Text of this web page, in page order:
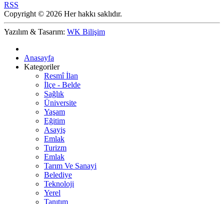
RSS
Copyright © 2026 Her hakkı saklıdır.
Yazılım & Tasarım: WK Bilişim
Anasayfa
Kategoriler
Resmî İlan
İlçe - Belde
Sağlık
Üniversite
Yaşam
Eğitim
Asayiş
Emlak
Turizm
Emlak
Tarım Ve Sanayi
Belediye
Teknoloji
Yerel
Tanıtım